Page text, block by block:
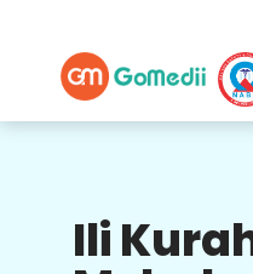
Ili Faida Zetu